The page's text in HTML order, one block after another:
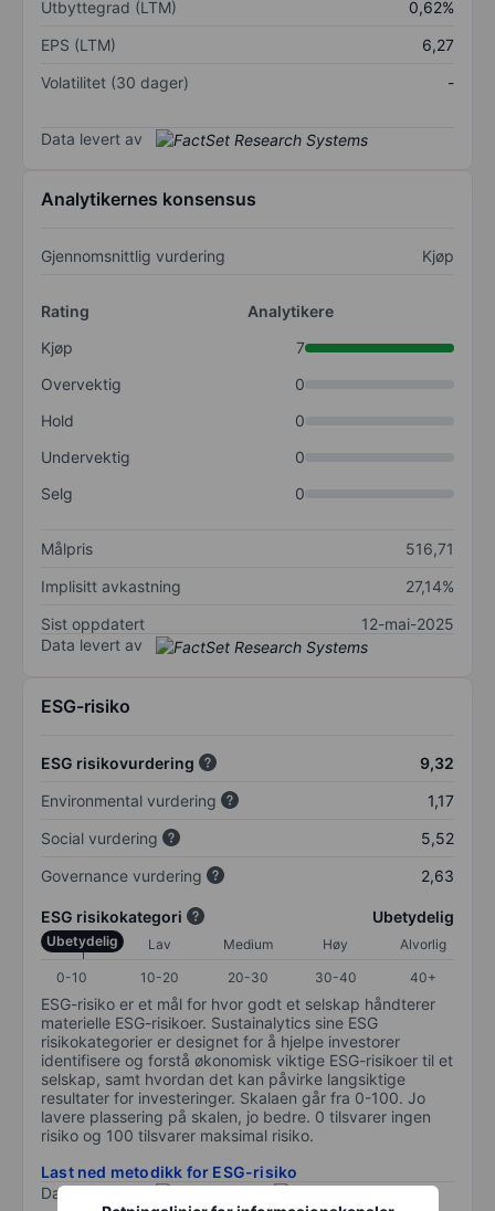
Utbyttegrad (LTM)
0,62%
EPS (LTM)
6,27
Volatilitet (30 dager)
-
Data levert av
Analytikernes konsensus
Gjennomsnittlig vurdering Kjøp
Rating
Analytikere
Kjøp
7
Overvektig
0
Hold
0
Undervektig
0
Selg
0
Målpris
516,71
Implisitt avkastning
27,14%
Sist oppdatert
12-mai-2025
Data levert av
ESG-risiko
ESG risikovurdering
9,32
Environmental vurdering
1,17
Social vurdering
5,52
Governance vurdering
2,63
ESG risikokategori Ubetydelig
Ubetydelig Lav Medium Høy
Alvorlig
0-10
10-20 20-30 30-40 40+
ESG-risiko er et mål for hvor godt et selskap håndterer
materielle ESG-risikoer. Sustainalytics sine ESG
risikokategorier er designet for å hjelpe investorer
identifisere og forstå økonomisk viktige ESG-risikoer til et
selskap, samt hvordan det kan påvirke langsiktige
resultater for investeringer. Skalaen går fra 0-100. Jo
lavere plassering på skalen, jo bedre. 0 tilsvarer ingen
risiko og 100 tilsvarer maksimal risiko.
Last ned metodikk for ESG-risiko
Data levert av